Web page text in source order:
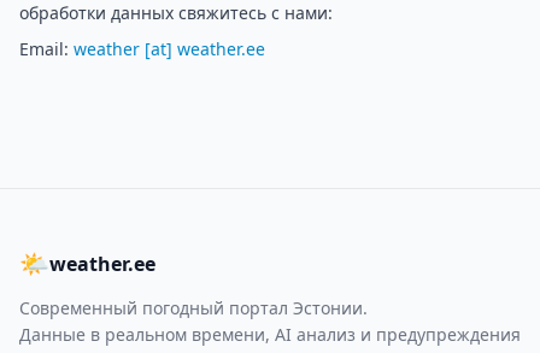
обработки данных свяжитесь с нами:
Email: weather [at] weather.ee
🌤weather.ee
Современный погодный портал Эстонии.
Данные в реальном времени, AI анализ и предупреждения